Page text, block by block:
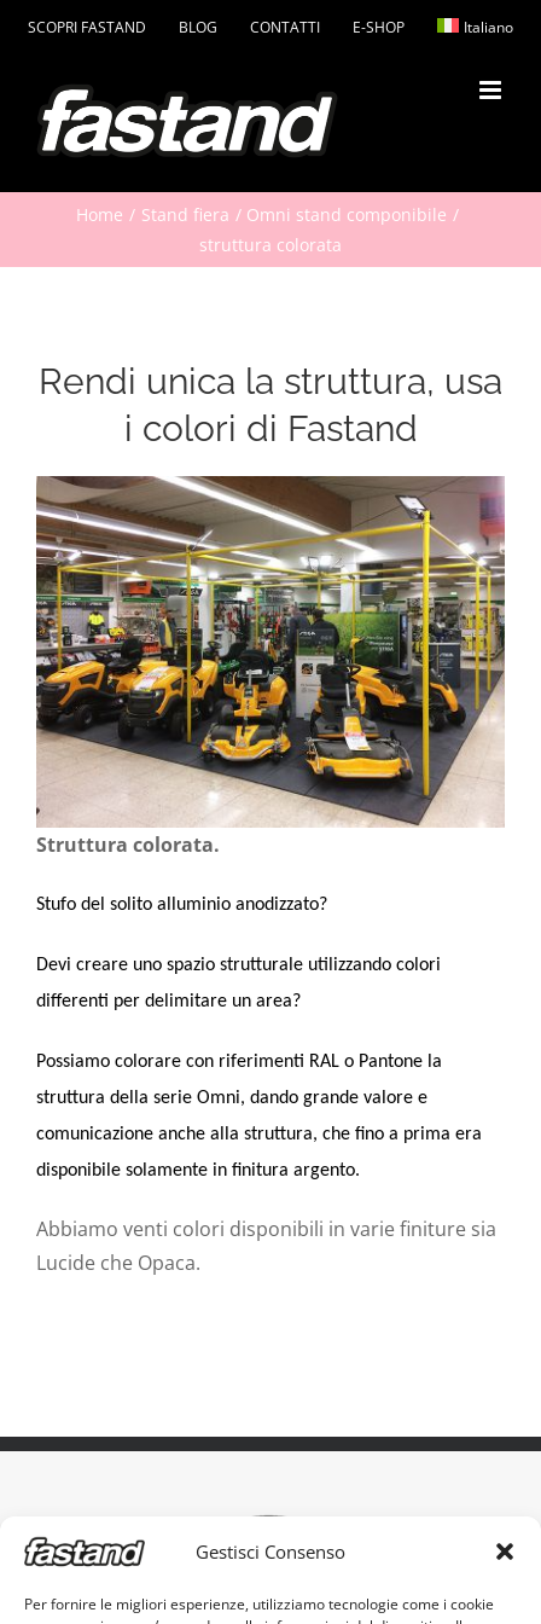
Gestisci Consenso
Per fornire le migliori esperienze, utilizziamo tecnologie come i cookie
Salta
contenuto
SCOPRI FASTAND BLOG CONTATTI E-SHOP Italiano
Home Stand fiera
Omni stand componibile
struttura colorata
Rendi unica la struttura, usa
i colori di Fastand
Struttura colorata.
Stufo del solito alluminio anodizzato?
Devi creare uno spazio strutturale utilizzando colori
differenti per delimitare un area?
Possiamo colorare con riferimenti RAL o Pantone la
struttura della serie Omni, dando grande valore e
comunicazione anche alla struttura, che fino a prima era
disponibile solamente in finitura argento.
Abbiamo venti colori disponibili in varie finiture sia
Lucide che Opaca.